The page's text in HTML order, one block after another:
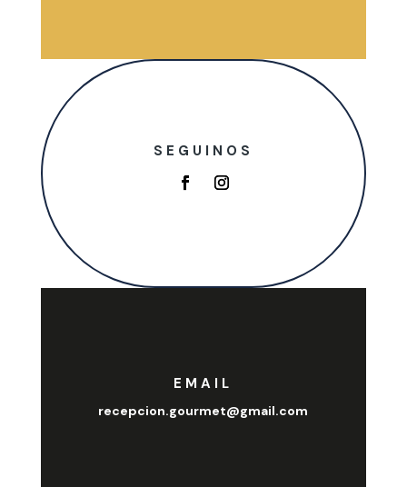
SEGUINOS
EMAIL
recepcion.gourmet@gmail.com